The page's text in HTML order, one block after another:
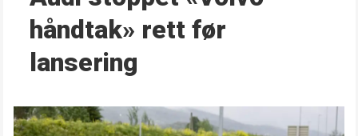
håndtak» rett før
lansering